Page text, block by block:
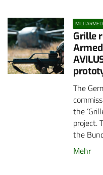
Grille
The
the
project.
the
Mehr